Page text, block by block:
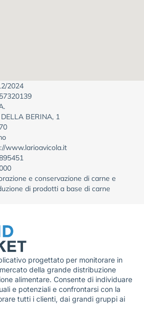
2024
BERINA, 1
www.larioavicola.it
e conservazione di carne e
di prodotti a base di carne
progettato per monitorare in
della grande distribuzione
alimentare. Consente di individuare
e potenziali e confrontarsi con la
tutti i clienti, dai grandi gruppi ai